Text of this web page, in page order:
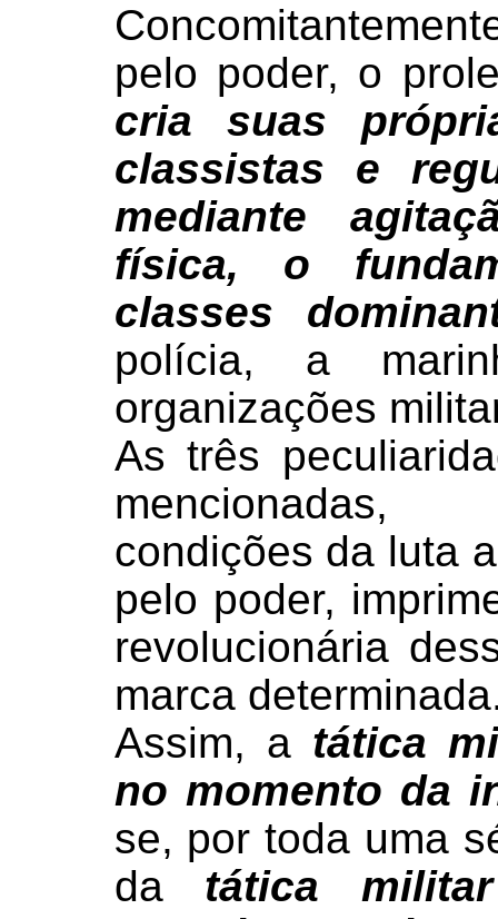
pelo poder, o
cria suas
classistas e
mediante
física, o
classes
polícia, a
organizações
As três
condições da luta
pelo poder,
revolucionária
marca
Assim, a tática
no momento da
se, por toda uma
da tática